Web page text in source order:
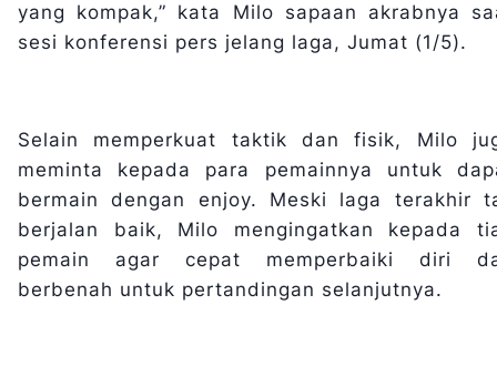
yang kompak,” kata Milo sapaan akrabnya
sesi konferensi pers jelang laga, Jumat (1/5).
Selain memperkuat taktik dan fisik, Milo
meminta kepada para pemainnya untuk
bermain dengan enjoy. Meski laga terakhir
berjalan baik, Milo mengingatkan kepada
pemain agar cepat memperbaiki diri
berbenah untuk pertandingan selanjutnya.